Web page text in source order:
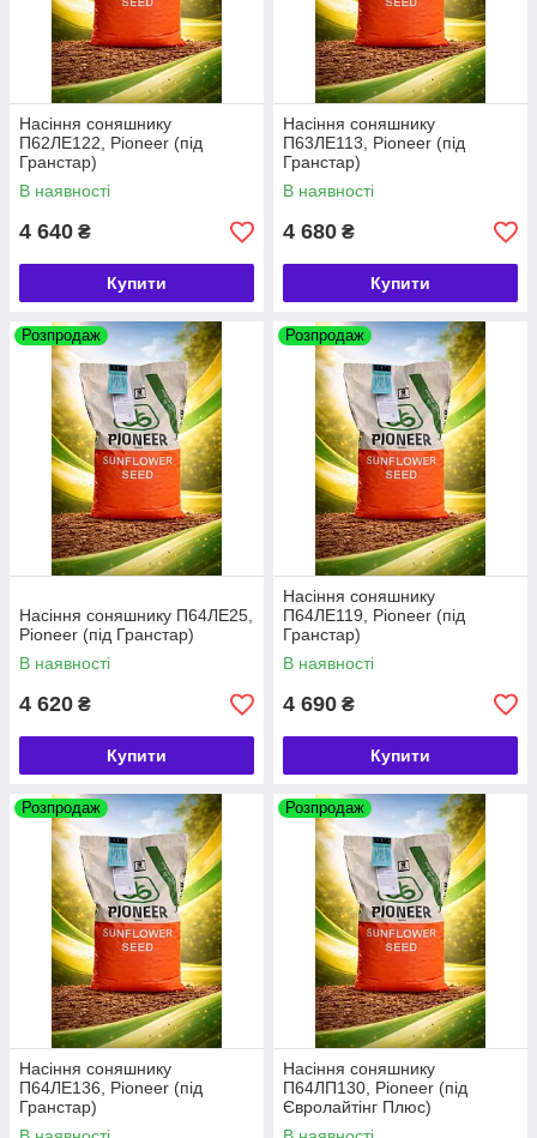
Насіння соняшнику
П62ЛЕ122, Pioneer (під
Гранстар)
В наявності
4 640 ₴
Купити
Насіння соняшнику
П63ЛЕ113, Pioneer (під
Гранстар)
В наявності
4 680 ₴
Купити
Розпродаж
Насіння соняшнику П64ЛЕ25,
Pioneer (під Гранстар)
В наявності
4 620 ₴
Купити
Розпродаж
Насіння соняшнику
П64ЛЕ119, Pioneer (під
Гранстар)
В наявності
4 690 ₴
Купити
Розпродаж
Насіння соняшнику
П64ЛЕ136, Pioneer (під
Гранстар)
Розпродаж
Насіння соняшнику
П64ЛП130, Pioneer (під
Євролайтінг Плюс)